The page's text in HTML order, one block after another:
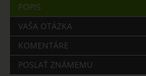
POPIS
VAŠA OTÁZKA
KOMENTÁRE
POSLAŤ ZNÁMEMU